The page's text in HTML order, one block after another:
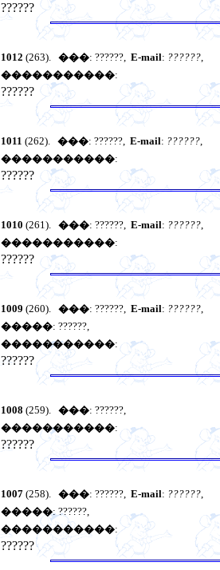
??????
1012 (263). ���: ??????, E-mail: ??????,
�����������:
??????
1011 (262). ���: ??????, E-mail: ??????,
�����������:
??????
1010 (261). ���: ??????, E-mail: ??????,
�����������:
??????
1009 (260). ���: ??????, E-mail: ??????,
�����: ??????,
�����������:
??????
1008 (259). ���: ??????,
�����������:
??????
1007 (258). ���: ??????, E-mail: ??????,
�����: ??????,
�����������:
??????